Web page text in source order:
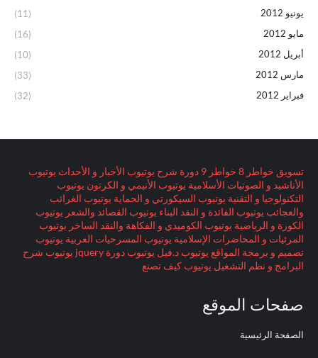
يونيو 2012
(11)
مايو 2012
(16)
أبريل 2012
(10)
مارس 2012
(33)
فبراير 2012
(32)
تسويق خواطر 8 خواطر 9 دورة شرح يوتيوب الأخبار و الأحداث يوتيوب
الأناشيد و الصوتيات الأسلامية يوتيوب الأنيمي و الكرتون يوتيوب
التكنولوجيا و التقنية يوتيوب السيكورتي و الحماية يوتيوب الغرائب
والعجائب يوتيوب الفائدة و النقد البناء يوتيوب القصائد والشعر يوتيوب
الكورة و الرياضية يوتيوب الكوميدي و الفكاهة والنقد الساخر يوتيوب
المرئيات و المحاضرات الإسلامية يوتيوب المسرحيات العربية يوتيوب
تصميم و برمجة المواقع يوتيوب د.فيل يوتيوب دورة jquery
يوتيوب شرح
البرامج و نظم التشغيل يوتيوب كيف تصنع
صفحات الموقع
الصفحة الرئيسية